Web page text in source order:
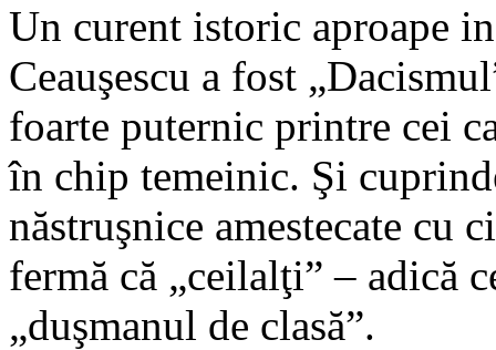
Un curent istoric aproape
Ceauşescu a fost
foarte puternic printre cei
în chip temeinic. Şi
năstruşnice amestecate cu
fermă că „ceilalţi” – adică
„duşmanul de clasă”.